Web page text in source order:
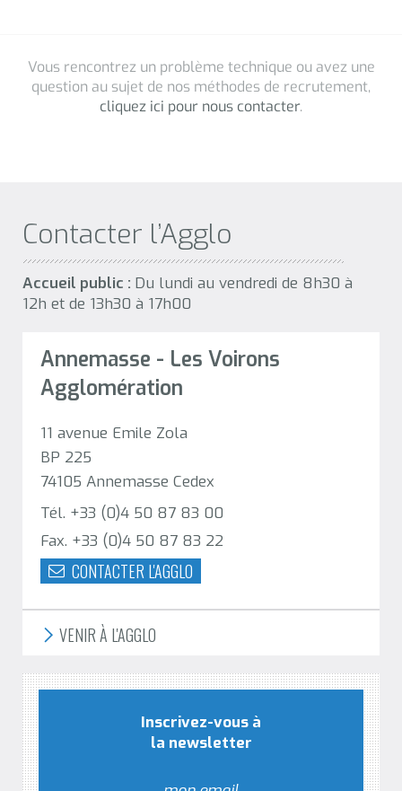
Contacter l’Agglo
Accueil public : Du lundi au vendredi de 8h30 à
12h et de 13h30 à 17h00
Annemasse - Les Voirons
Agglomération
11 avenue Emile Zola
BP 225
74105 Annemasse Cedex
Tél. +33 (0)4 50 87 83 00
Fax. +33 (0)4 50 87 83 22
CONTACTER L'AGGLO
VENIR À L'AGGLO
Inscrivez-vous à
la newsletter